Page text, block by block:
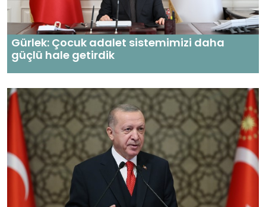
Gürlek: Çocuk adalet sistemimizi daha
güçlü hale getirdik